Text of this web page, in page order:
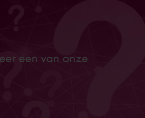
een van onze